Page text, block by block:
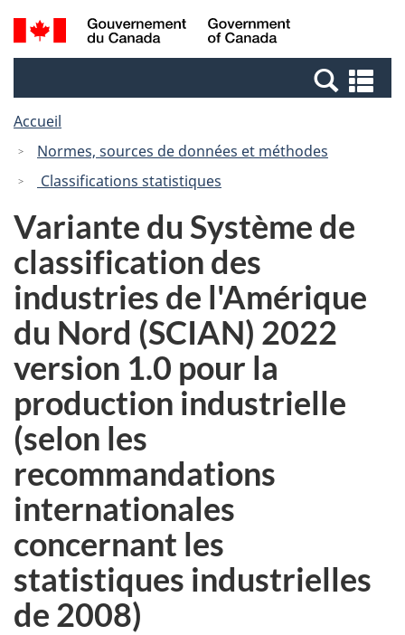
Passer
au
Passer
à
Canada
Recherche
et
et
Accueil
Normes, sources de données et méthodes
Classifications statistiques
Variante du Système de
classification des
industries de l'Amérique
du Nord (SCIAN) 2022
version 1.0 pour la
production industrielle
(selon les
recommandations
internationales
concernant les
statistiques industrielles
de 2008)